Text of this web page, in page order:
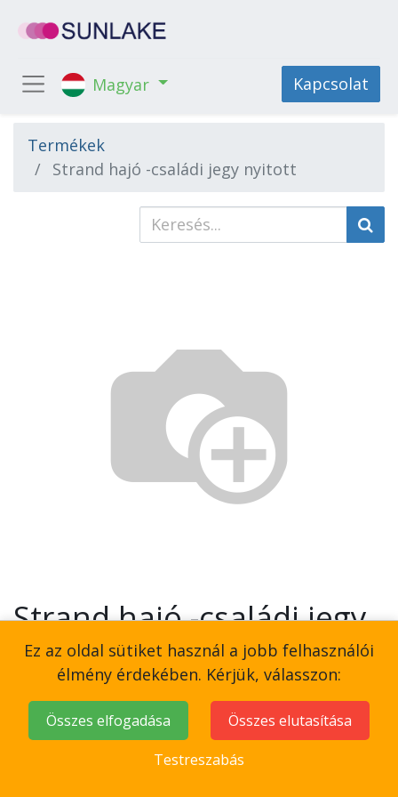
Kapcsolat
Magyar
Termékek
Strand hajó -családi jegy nyitott
Strand hajó -családi jegy
nyitott
19.500Ft
Ez az oldal sütiket használ a jobb felhasználói
élmény érdekében. Kérjük, válasszon:
Összes elfogadása
Összes elutasítása
Testreszabás